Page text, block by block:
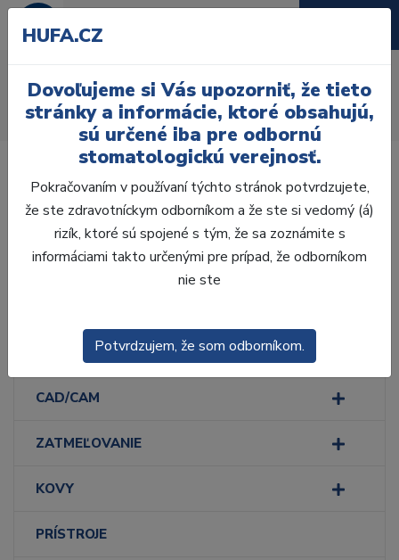
Úvod Laboratórium, Zub. technika
Fazetovanie
Keramika
Vision Esthetic
Laboratórium, Zub.
technika
VOSKOVÁ MODELÁCIA
CAD/CAM
ZATMEĽOVANIE
KOVY
PRÍSTROJE
HUFA.CZ
Dovoľujeme si Vás upozorniť, že tieto
stránky a informácie, ktoré obsahujú,
sú určené iba pre odbornú
stomatologickú verejnosť.
Pokračovaním v používaní týchto stránok potvrdzujete,
že ste zdravotníckym odborníkom a že ste si vedomý (á)
rizík, ktoré sú spojené s tým, že sa zoznámite s
informáciami takto určenými pre prípad, že odborníkom
nie ste
Potvrdzujem, že som odborníkom.